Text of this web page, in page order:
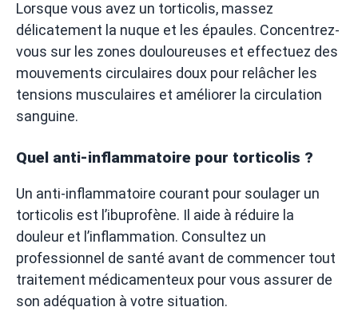
Lorsque vous avez un torticolis, massez
délicatement la nuque et les épaules. Concentrez-
vous sur les zones douloureuses et effectuez des
mouvements circulaires doux pour relâcher les
tensions musculaires et améliorer la circulation
sanguine.
Quel anti-inflammatoire pour torticolis ?
Un anti-inflammatoire courant pour soulager un
torticolis est l’ibuprofène. Il aide à réduire la
douleur et l’inflammation. Consultez un
professionnel de santé avant de commencer tout
traitement médicamenteux pour vous assurer de
son adéquation à votre situation.